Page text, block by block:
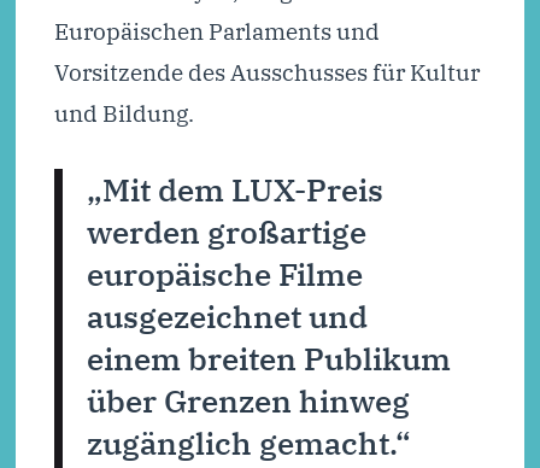
Europäischen Parlaments und
Vorsitzende des Ausschusses für Kultur
und Bildung.
„Mit dem LUX-Preis
werden großartige
europäische Filme
ausgezeichnet und
einem breiten Publikum
über Grenzen hinweg
zugänglich gemacht.“